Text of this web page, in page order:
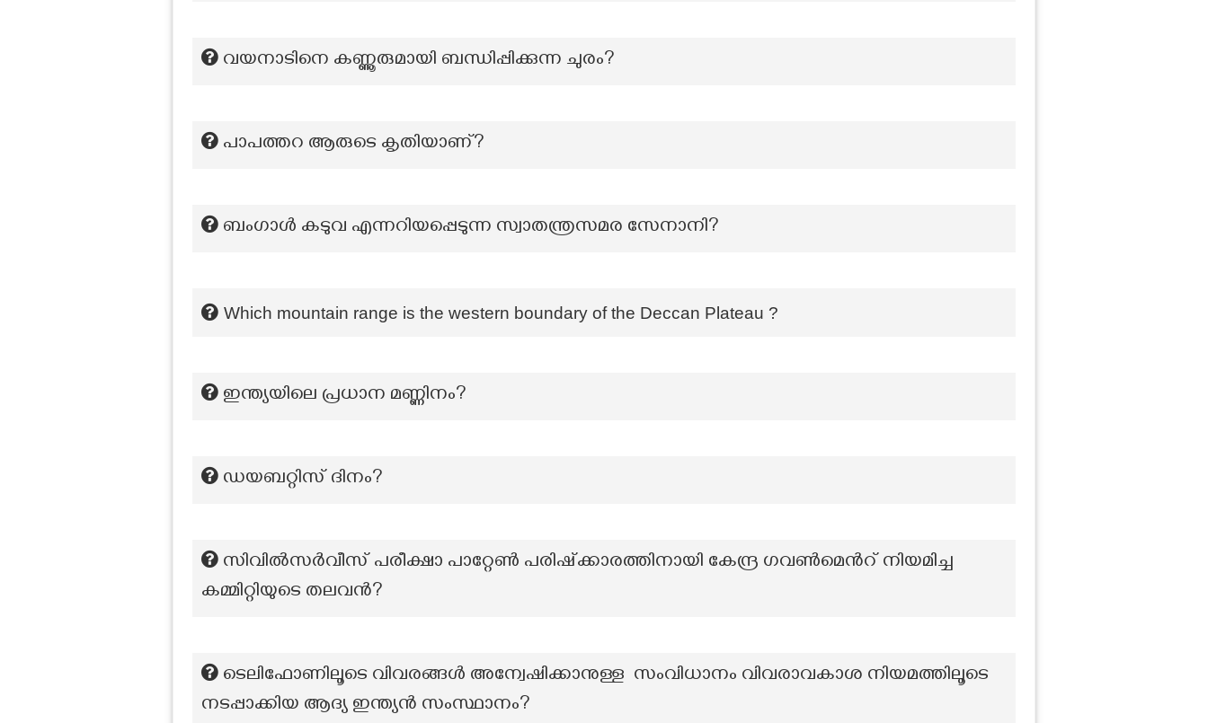
വയനാടിനെ കണ്ണൂരുമായി ബന്ധിപ്പിക്കുന്ന ചുരം?
പാപത്തറ ആരുടെ കൃതിയാണ്?
ബംഗാൾ കടുവ എന്നറിയപ്പെടുന്ന സ്വാതന്ത്രസമര സേനാനി?
Which mountain range is the western boundary of the Deccan Plateau ?
ഇന്ത്യയിലെ പ്രധാന മണ്ണിനം?
ഡയബറ്റിസ് ദിനം?
സിവിൽസർവീസ് പരീക്ഷാ പാറ്റേൺ പരിഷ്ക്കാരത്തിനായി കേന്ദ്ര ഗവൺമെന്‍റ് നിയമിച്ച
കമ്മിറ്റിയുടെ തലവൻ?
ടെലിഫോണിലൂടെ വിവരങ്ങൾ അന്വേഷിക്കാനുള്ള സംവിധാനം വിവരാവകാശ നിയമത്തിലൂടെ
നടപ്പാക്കിയ ആദ്യ ഇന്ത്യൻ സംസ്ഥാനം?